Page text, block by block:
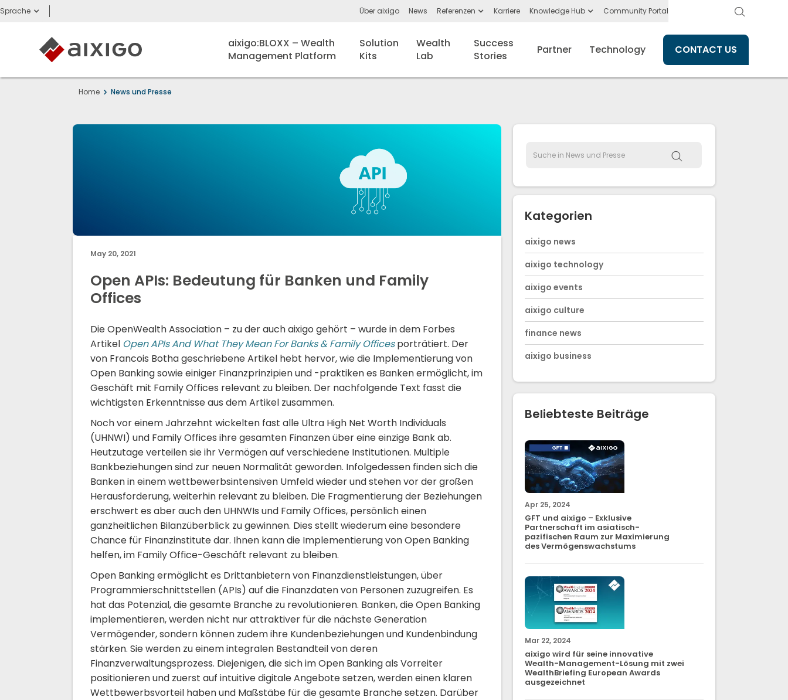
Sprache Über aixigo News Referenzen Karriere Knowledge Hub Community Portal
aixigo:BLOXX – Wealth
Management Platform
Solution
Kits
Wealth
Lab
Success
Stories
Partner Technology CONTACT US
Home News und Presse
May 20, 2021
Open APIs: Bedeutung für Banken und Family
Offices
Die OpenWealth Association – zu der auch aixigo gehört – wurde in dem Forbes
Artikel Open APIs And What They Mean For Banks & Family Officesporträtiert. Der
von Francois Botha geschriebene Artikel hebt hervor, wie die Implementierung von
Open Banking sowie einiger Finanzprinzipien und -praktiken es Banken ermöglicht, im
Geschäft mit Family Offices relevant zu bleiben. Der nachfolgende Text fasst die
wichtigsten Erkenntnisse aus dem Artikel zusammen.
Noch vor einem Jahrzehnt wickelten fast alle Ultra High Net Worth Individuals
(UHNWI) und Family Offices ihre gesamten Finanzen über eine einzige Bank ab.
Heutzutage verteilen sie ihr Vermögen auf verschiedene Institutionen. Multiple
Bankbeziehungen sind zur neuen Normalität geworden. Infolgedessen finden sich die
Banken in einem wettbewerbsintensiven Umfeld wieder und stehen vor der großen
Herausforderung, weiterhin relevant zu bleiben. Die Fragmentierung der Beziehungen
erschwert es aber auch den UHNWIs und Family Offices, persönlich einen
ganzheitlichen Bilanzüberblick zu gewinnen. Dies stellt wiederum eine besondere
Chance für Finanzinstitute dar. Ihnen kann die Implementierung von Open Banking
helfen, im Family Office-Geschäft relevant zu bleiben.
Open Banking ermöglicht es Drittanbietern von Finanzdienstleistungen, über
Programmierschnittstellen (APIs) auf die Finanzdaten von Personen zuzugreifen. Es
hat das Potenzial, die gesamte Branche zu revolutionieren. Banken, die Open Banking
implementieren, werden nicht nur attraktiver für die nächste Generation
Vermögender, sondern können zudem ihre Kundenbeziehungen und Kundenbindung
stärken. Sie werden zu einem integralen Bestandteil von deren
Finanzverwaltungsprozess. Diejenigen, die sich im Open Banking als Vorreiter
positionieren und zuerst auf intuitive digitale Angebote setzen, werden einen klaren
Wettbewerbsvorteil haben und Maßstäbe für die gesamte Branche setzen. Darüber
Kategorien
aixigo news
aixigo technology
aixigo events
aixigo culture
finance news
aixigo business
Beliebteste Beiträge
Apr 25, 2024
GFT und aixigo – Exklusive
Partnerschaft im asiatisch-
pazifischen Raum zur Maximierung
des Vermögenswachstums
Mar 22, 2024
aixigo wird für seine innovative
Wealth-Management-Lösung mit zwei
WealthBriefing European Awards
ausgezeichnet